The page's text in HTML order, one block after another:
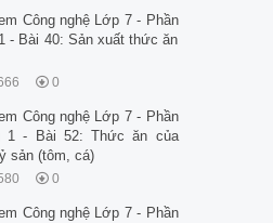
Công nghệ Lớp 7 - Phần
- Bài 40: Sản xuất thức ăn
0
Công nghệ Lớp 7 - Phần
1 - Bài 52: Thức ăn của
sản (tôm, cá)
0
Công nghệ Lớp 7 - Phần